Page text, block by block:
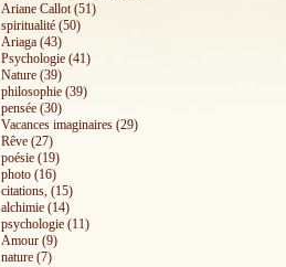
Ariane Callot(51)
spiritualité (50)
Ariaga (43)
Psychologie (41)
Nature (39)
philosophie (39)
pensée (30)
Vacances imaginaires (29)
Rêve (27)
poésie (19)
photo (16)
citations, (15)
alchimie (14)
psychologie (11)
Amour (9)
nature (7)